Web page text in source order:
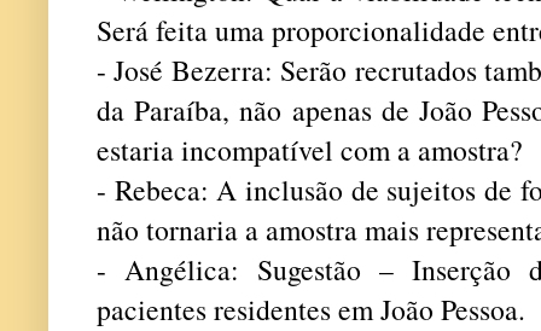
Será feita uma proporcionalidade
- José Bezerra: Serão recrutados
da Paraíba, não apenas de João
estaria incompatível com a amostra?
- Rebeca: A inclusão de sujeitos de
não tornaria a amostra mais
- Angélica: Sugestão – Inserção
pacientes residentes em João Pessoa.